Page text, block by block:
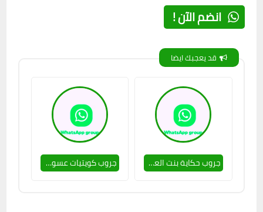
انضم الآن !
قد يعجبك ايضا
جروب حكاية بنت العشرين 🥵🔥 جروب كويتيات عسولات 🥵🔥